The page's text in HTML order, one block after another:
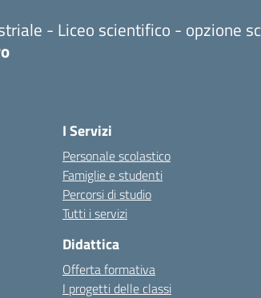
- Liceo scientifico - opzione
I Servizi
Personale scolastico
Famiglie e studenti
Percorsi di studio
Tutti i servizi
Didattica
Offerta formativa
I progetti delle classi